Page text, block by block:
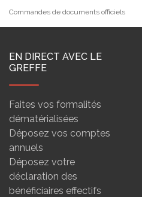
Commandes de documents officiels
EN DIRECT AVEC LE
GREFFE
Faites vos formalités
dématérialisées
Déposez vos comptes
annuels
Déposez votre
déclaration des
bénéficiaires effectifs